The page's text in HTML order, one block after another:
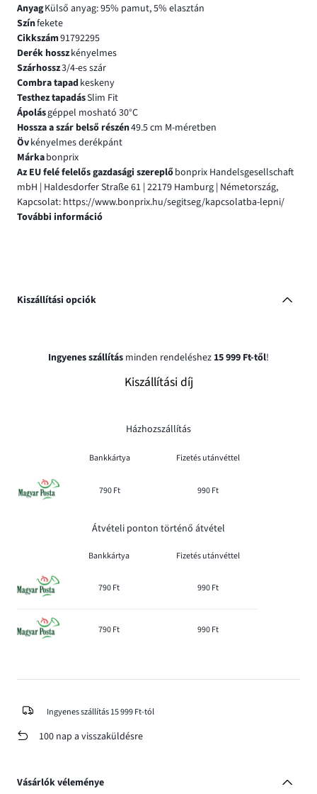
AnyagKülső anyag: 95% pamut, 5% elasztán
Színfekete
Cikkszám91792295
Derék hosszkényelmes
Szárhossz3/4-es szár
Combra tapadkeskeny
Testhez tapadásSlim Fit
Ápolásgéppel mosható 30°C
Hossza a szár belső részén49.5 cm M-méretben
Övkényelmes derékpánt
Márkabonprix
Az EU felé felelős gazdasági szereplőbonprix Handelsgesellschaft
mbH | Haldesdorfer Straße 61 | 22179 Hamburg | Németország,
Kapcsolat: https://www.bonprix.hu/segitseg/kapcsolatba-lepni/
További információ
Kiszállítási opciók
Ingyenes szállítás minden rendeléshez 15 999 Ft-től!
Kiszállítási díj
Házhozszállítás
Bankkártya Fizetés utánvéttel
790 Ft 990 Ft
Átvételi ponton történő átvétel
Bankkártya Fizetés utánvéttel
790 Ft 990 Ft
790 Ft 990 Ft
Ingyenes szállítás 15 999 Ft-tól
100 nap a visszaküldésre
Vásárlók véleménye